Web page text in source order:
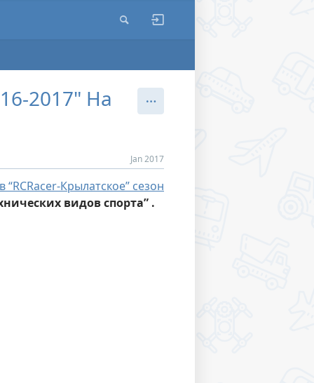
2017" На
Jan 2017
Крылатское” сезон
видов спорта” .